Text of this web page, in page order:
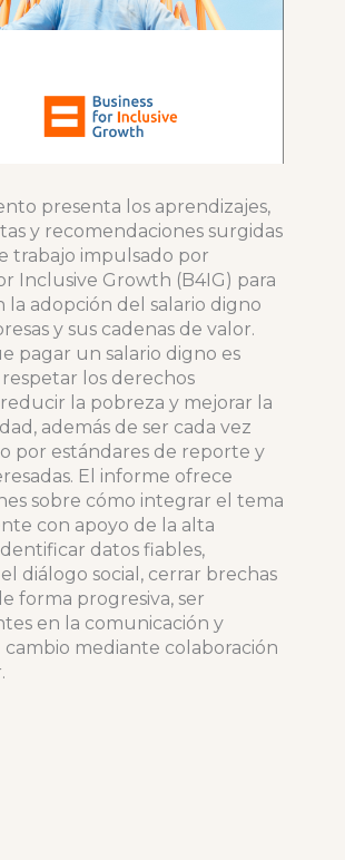
presenta los aprendizajes,
y recomendaciones surgidas
trabajo impulsado por
Inclusive Growth (B4IG) para
la adopción del salario digno
y sus cadenas de valor.
pagar un salario digno es
los derechos
la pobreza y mejorar la
además de ser cada vez
por estándares de reporte y
El informe ofrece
sobre cómo integrar el tema
con apoyo de la alta
datos fiables,
diálogo social, cerrar brechas
forma progresiva, ser
en la comunicación y
cambio mediante colaboración